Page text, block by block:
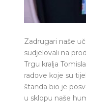
Zadrugari naše
sudjelovali na
Trgu kralja
radove koje su
štanda bio je
u sklopu naše